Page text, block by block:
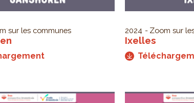
sur les communes 2024 Zoom sur
Ixelles